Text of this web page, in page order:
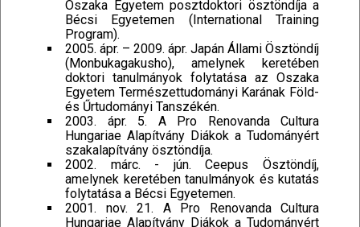
Oszaka Egyetem posztdoktori ösztöndíja a
Bécsi Egyetemen (International Training
Program).
2005. ápr. – 2009. ápr. Japán Állami Ösztöndíj
(Monbukagakusho), amelynek keretében
doktori tanulmányok folytatása az Oszaka
Egyetem Természettudományi Karának Föld-
és Űrtudományi Tanszékén.
2003. ápr. 5. A Pro Renovanda Cultura
Hungariae Alapítvány Diákok a Tudományért
szakalapítvány ösztöndíja.
2002. márc. - jún. Ceepus Ösztöndíj,
amelynek keretében tanulmányok és kutatás
folytatása a Bécsi Egyetemen.
2001. nov. 21. A Pro Renovanda Cultura
Hungariae Alapítvány Diákok a Tudományért